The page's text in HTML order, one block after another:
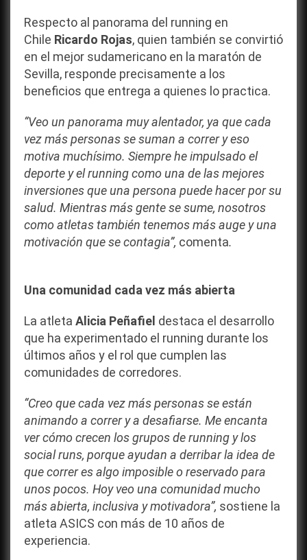
Respecto al panorama del running en
Chile Ricardo Rojas, quien también se convirtió
en el mejor sudamericano en la maratón de
Sevilla, responde precisamente a los
beneficios que entrega a quienes lo practica.
“Veo un panorama muy alentador, ya que cada
vez más personas se suman a correr y eso
motiva muchísimo. Siempre he impulsado el
deporte y el running como una de las mejores
inversiones que una persona puede hacer por su
salud. Mientras más gente se sume, nosotros
como atletas también tenemos más auge y una
motivación que se contagia”, comenta.
Una comunidad cada vez más abierta
La atleta Alicia Peñafiel destaca el desarrollo
que ha experimentado el running durante los
últimos años y el rol que cumplen las
comunidades de corredores.
“Creo que cada vez más personas se están
animando a correr y a desafiarse. Me encanta
ver cómo crecen los grupos de running y los
social runs, porque ayudan a derribar la idea de
que correr es algo imposible o reservado para
unos pocos. Hoy veo una comunidad mucho
más abierta, inclusiva y motivadora”, sostiene la
atleta ASICS con más de 10 años de
experiencia.